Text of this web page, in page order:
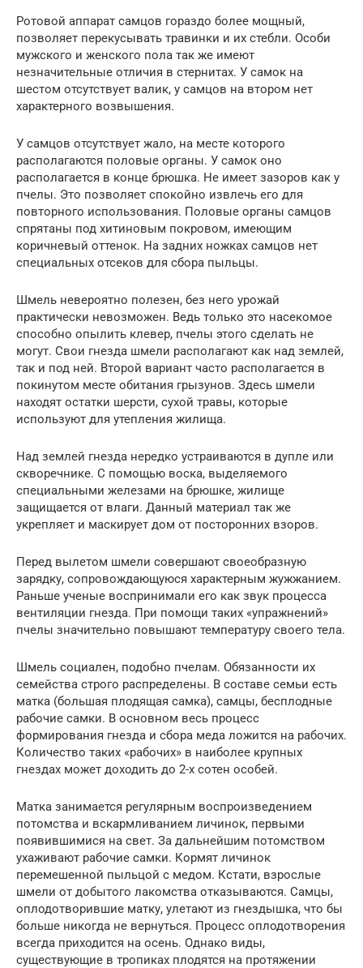
Ротовой аппарат самцов гораздо более мощный,
позволяет перекусывать травинки и их стебли. Особи
мужского и женского пола так же имеют
незначительные отличия в стернитах. У самок на
шестом отсутствует валик, у самцов на втором нет
характерного возвышения.
У самцов отсутствует жало, на месте которого
располагаются половые органы. У самок оно
располагается в конце брюшка. Не имеет зазоров как у
пчелы. Это позволяет спокойно извлечь его для
повторного использования. Половые органы самцов
спрятаны под хитиновым покровом, имеющим
коричневый оттенок. На задних ножках самцов нет
специальных отсеков для сбора пыльцы.
Шмель невероятно полезен, без него урожай
практически невозможен. Ведь только это насекомое
способно опылить клевер, пчелы этого сделать не
могут. Свои гнезда шмели располагают как над землей,
так и под ней. Второй вариант часто располагается в
покинутом месте обитания грызунов. Здесь шмели
находят остатки шерсти, сухой травы, которые
используют для утепления жилища.
Над землей гнезда нередко устраиваются в дупле или
скворечнике. С помощью воска, выделяемого
специальными железами на брюшке, жилище
защищается от влаги. Данный материал так же
укрепляет и маскирует дом от посторонних взоров.
Перед вылетом шмели совершают своеобразную
зарядку, сопровождающуюся характерным жужжанием.
Раньше ученые воспринимали его как звук процесса
вентиляции гнезда. При помощи таких «упражнений»
пчелы значительно повышают температуру своего тела.
Шмель социален, подобно пчелам. Обязанности их
семейства строго распределены. В составе семьи есть
матка (большая плодящая самка), самцы, бесплодные
рабочие самки. В основном весь процесс
формирования гнезда и сбора меда ложится на рабочих.
Количество таких «рабочих» в наиболее крупных
гнездах может доходить до 2-х сотен особей.
Матка занимается регулярным воспроизведением
потомства и вскармливанием личинок, первыми
появившимися на свет. За дальнейшим потомством
ухаживают рабочие самки. Кормят личинок
перемешенной пыльцой с медом. Кстати, взрослые
шмели от добытого лакомства отказываются. Самцы,
оплодотворившие матку, улетают из гнездышка, что бы
больше никогда не вернуться. Процесс оплодотворения
всегда приходится на осень. Однако виды,
существующие в тропиках плодятся на протяжении